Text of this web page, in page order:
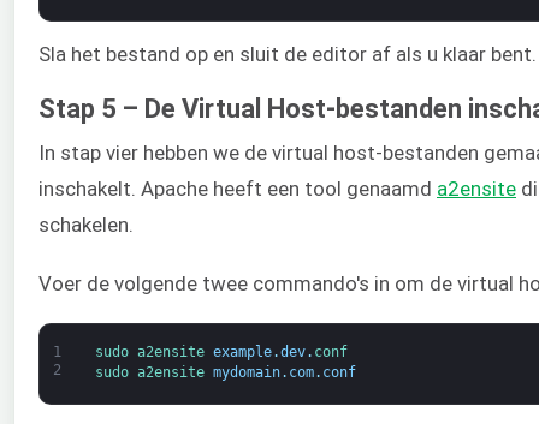
Sla het bestand op en sluit de editor af als u klaar bent.
Stap 5 – De Virtual Host-bestanden
In stap vier hebben we de virtual host-bestanden
inschakelt. Apache heeft een tool genaamd a2ensite
schakelen.
Voer de volgende twee commando's in om de virtual
1
2
sudo a2ensite example.dev. conf
sudo a2ensite mydomain. com. conf